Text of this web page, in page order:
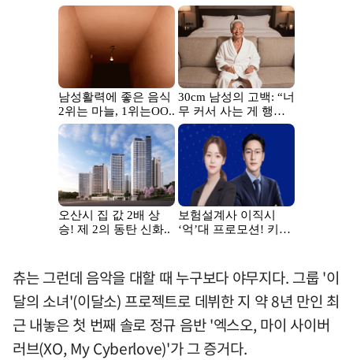
츄는 그런데 음악을 대할 때 누구보다 야무지다. 그룹 '이
달의 소녀'(이달소) 프로젝트로 데뷔한 지 약 8년 만인 최
근 내놓은 첫 번째 솔로 정규 음반 '엑스오, 마이 사이버
러브(XO, My Cyberlove)'가 그 증거다.